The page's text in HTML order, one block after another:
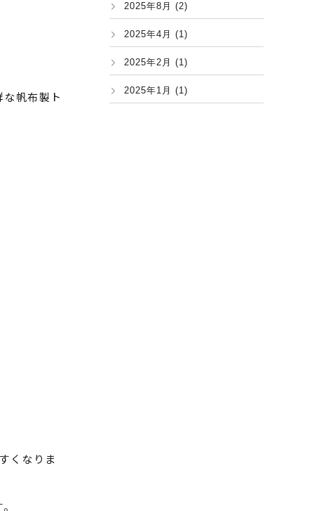
帆布製ト
くなりま
2025年8月 (2)
2025年4月 (1)
2025年2月 (1)
2025年1月 (1)